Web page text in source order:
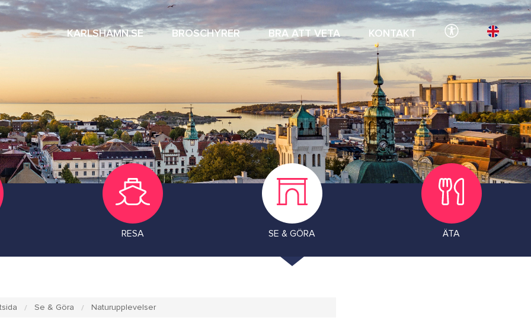
KARLSHAMN.SE BROSCHYRER BRA ATT VETA KONTAKT
RESA SE & GÖRA ÄTA
Se & Göra Naturupplevelser